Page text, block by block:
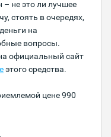
не это ли лучшее
стоять в очередях,
на
вопросы.
официальный сайт
этого средства.
цене 990